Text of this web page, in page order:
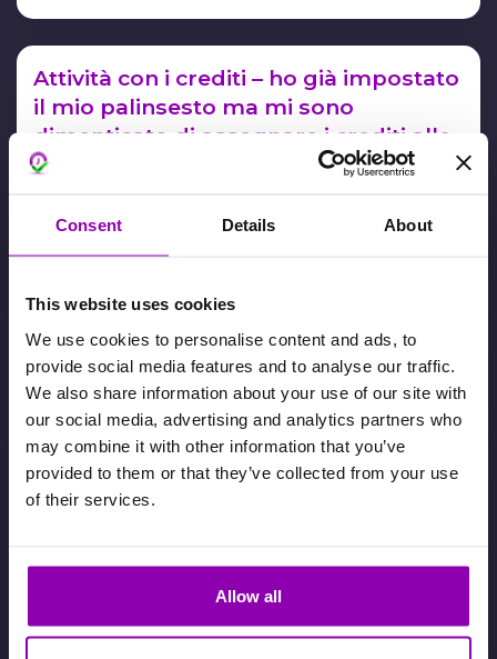
Consent Details About
This website uses cookies
We use cookies to personalise content and ads, to
provide social media features and to analyse our traffic.
We also share information about your use of our site with
our social media, advertising and analytics partners who
may combine it with other information that you’ve
provided to them or that they’ve collected from your use
of their services.
Allow all
Attività con i crediti – ho già impostato
il mio palinsesto ma mi sono
dimenticato di assegnare i crediti alle
attività
Attività con crediti – Scadenza crediti
Attività con i crediti – Pacchetti validi
solo per alcune lezioni? Meglio di no
Come permettere solo ad alcuni
prenotazione di alcune attività ad
26 Marzo 2025